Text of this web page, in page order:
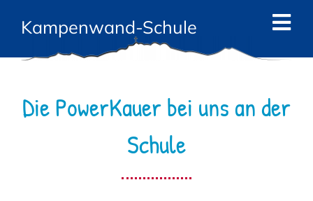
InhaltKampenwand-Schule
Start
News
Die PowerKauer bei uns an der
Schule